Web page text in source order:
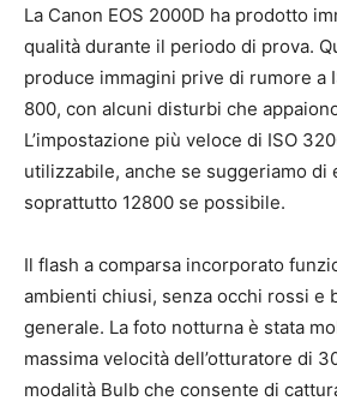
La Canon EOS 2000D ha prodotto
qualità durante il periodo di prova.
produce immagini prive di rumore a
800, con alcuni disturbi che
L’impostazione più veloce di ISO
utilizzabile, anche se suggeriamo di
soprattutto 12800 se possibile.
Il flash a comparsa incorporato
ambienti chiusi, senza occhi rossi e
generale. La foto notturna è stata
massima velocità dell’otturatore di
modalità Bulb che consente di